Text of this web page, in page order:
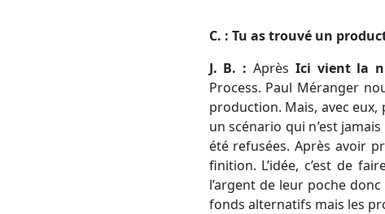
C. : Tu as trouvé un
J. B. : Après Ici vient la
Process. Paul Méranger
production. Mais, avec eux,
un scénario qui n’est
été refusées. Après avoir
finition. L’idée, c’est de
l’argent de leur poche
fonds alternatifs mais les